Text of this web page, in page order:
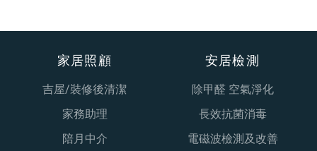
家居照顧
吉屋/裝修後清潔
家務助理
陪月中介
安居檢測
除甲醛 空氣淨化
長效抗菌消毒
電磁波檢測及改善